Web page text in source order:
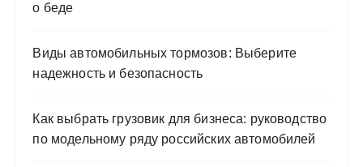
о беде
Виды автомобильных тормозов: Выберите
надежность и безопасность
Как выбрать грузовик для бизнеса: руководство
по модельному ряду российских автомобилей